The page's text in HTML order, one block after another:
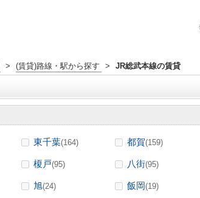
> (賃貸)路線・駅から探す > JR総武本線の賃貸
東千葉(164) 都賀(159)
榎戸(95) 八街(95)
旭(24) 飯岡(19)